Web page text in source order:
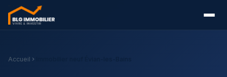
Accueil